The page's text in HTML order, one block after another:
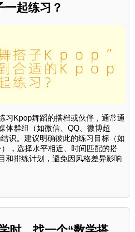
起练习？
习Kpop舞蹈的搭档或伙伴，通常通
体群组（如微信、QQ、微博超
识。建议明确彼此的练习目标（如
，选择水平相近、时间匹配的搭
和排练计划，避免因风格差异影响